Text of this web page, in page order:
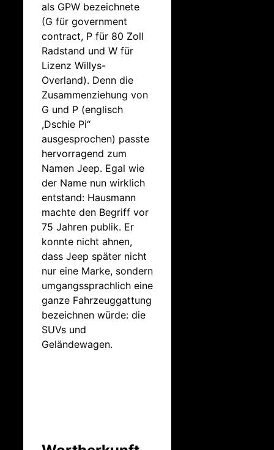
als GPW bezeichnete
(G für government
contract, P für 80 Zoll
Radstand und W für
Lizenz Willys-
Overland). Denn die
Zusammenziehung von
G und P (englisch
,Dschie Pi“
ausgesprochen) passte
hervorragend zum
Namen Jeep. Egal wie
der Name nun wirklich
entstand: Hausmann
machte den Begriff vor
75 Jahren publik. Er
konnte nicht ahnen,
dass Jeep später nicht
nur eine Marke, sondern
umgangssprachlich eine
ganze Fahrzeuggattung
bezeichnen würde: die
SUVs und
Geländewagen.